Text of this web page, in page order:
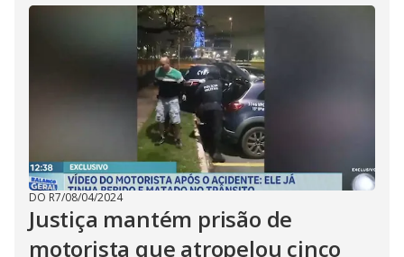
DO R7/08/04/2024
Justiça mantém prisão de
motorista que atropelou cinco